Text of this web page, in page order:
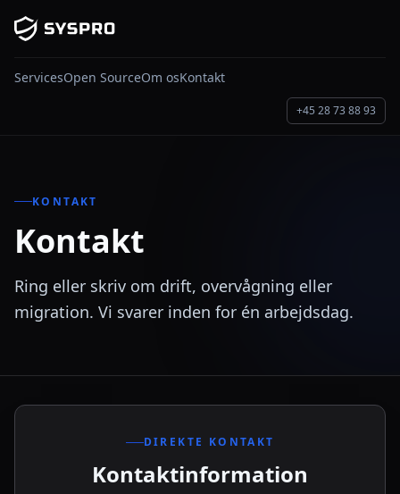
ServicesOpen SourceOm osKontakt
+45 28 73 88 93
KONTAKT
Kontakt
Ring eller skriv om drift, overvågning eller
migration. Vi svarer inden for én arbejdsdag.
DIREKTE KONTAKT
Kontaktinformation